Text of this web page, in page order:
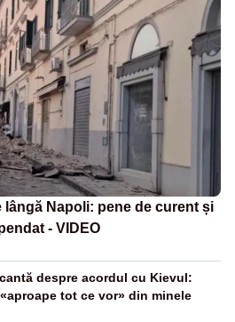
lângă Napoli: pene de curent și
- VIDEO
despre acordul cu Kievul:
tot ce vor» din minele